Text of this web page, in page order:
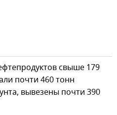
свыше 179
почти 460 тонн
вывезены почти 390